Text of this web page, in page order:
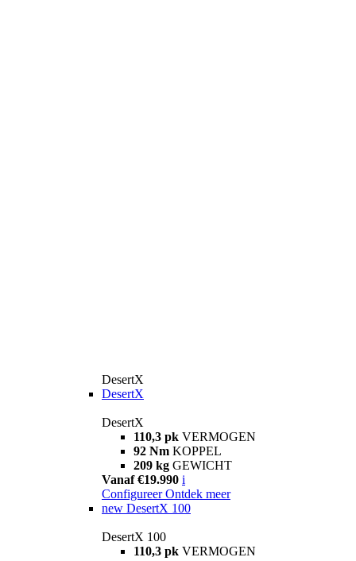
DesertX
DesertX
DesertX
110,3 pk VERMOGEN
92 Nm KOPPEL
209 kg GEWICHT
Vanaf €19.990 i
Configureer Ontdek meer
new DesertX 100
DesertX 100
110,3 pk VERMOGEN